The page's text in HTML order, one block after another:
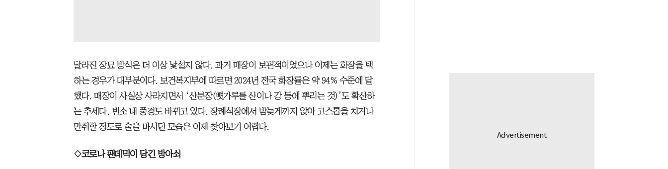
달라진 장묘 방식은 더 이상 낯설지 않다. 과거 매장이 보편적이었으나 이제는 화장을 택
하는 경우가 대부분이다. 보건복지부에 따르면 2024년 전국 화장률은 약 94% 수준에 달
했다. 매장이 사실상 사라지면서 ‘산분장(뼛가루를 산이나 강 등에 뿌리는 것)’도 확산하
는 추세다. 빈소 내 풍경도 바뀌고 있다. 장례식장에서 밤늦게까지 앉아 고스톱을 치거나
만취할 정도로 술을 마시던 모습은 이제 찾아보기 어렵다.
◇코로나 팬데믹이 당긴 방아쇠